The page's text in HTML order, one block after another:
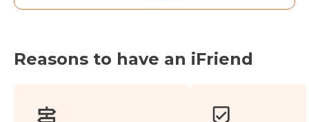
Reasons to have an iFriend